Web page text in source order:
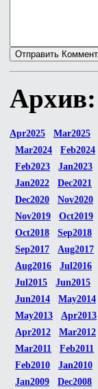
Архив:
Apr2025 Mar2025
Mar2024
Feb2024
Feb2023
Jan2023
Jan2022
Dec2021
Dec2020
Nov2020
Nov2019
Oct2019
Oct2018
Sep2018
Sep2017
Aug2017
Aug2016
Jul2016
Jul2015
Jun2015
Jun2014
May2014
May2013
Apr2013
Apr2012
Mar2012
Mar2011
Feb2011
Feb2010
Jan2010
Jan2009
Dec2008